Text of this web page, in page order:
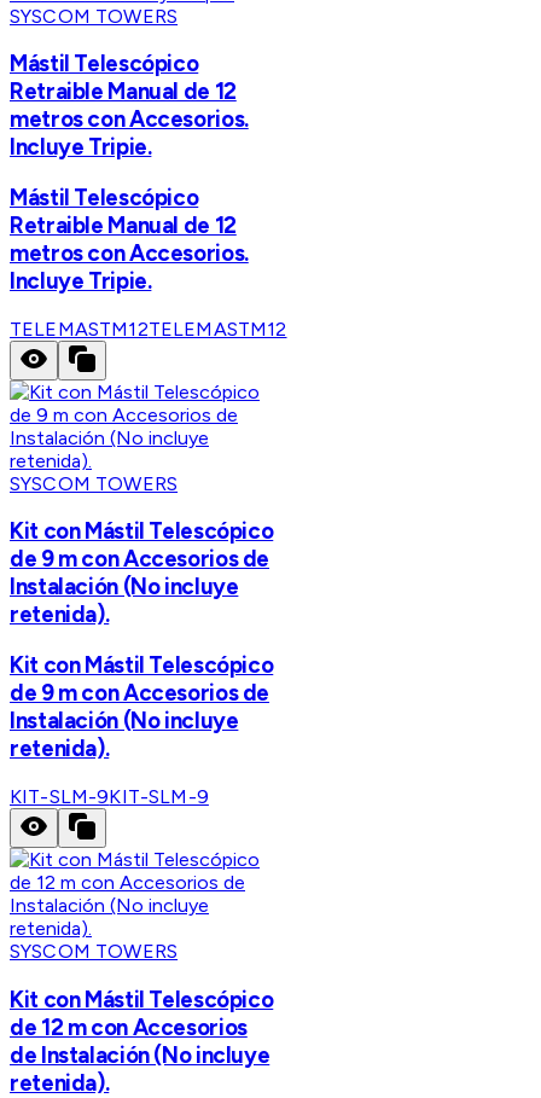
SYSCOM TOWERS
Mástil Telescópico
Retraible Manual de 12
metros con Accesorios.
Incluye Tripie.
Mástil Telescópico
Retraible Manual de 12
metros con Accesorios.
Incluye Tripie.
TELEMASTM12TELEMASTM12
SYSCOM TOWERS
Kit con Mástil Telescópico
de 9 m con Accesorios de
Instalación (No incluye
retenida).
Kit con Mástil Telescópico
de 9 m con Accesorios de
Instalación (No incluye
retenida).
KIT-SLM-9KIT-SLM-9
SYSCOM TOWERS
Kit con Mástil Telescópico
de 12 m con Accesorios
de Instalación (No incluye
retenida).